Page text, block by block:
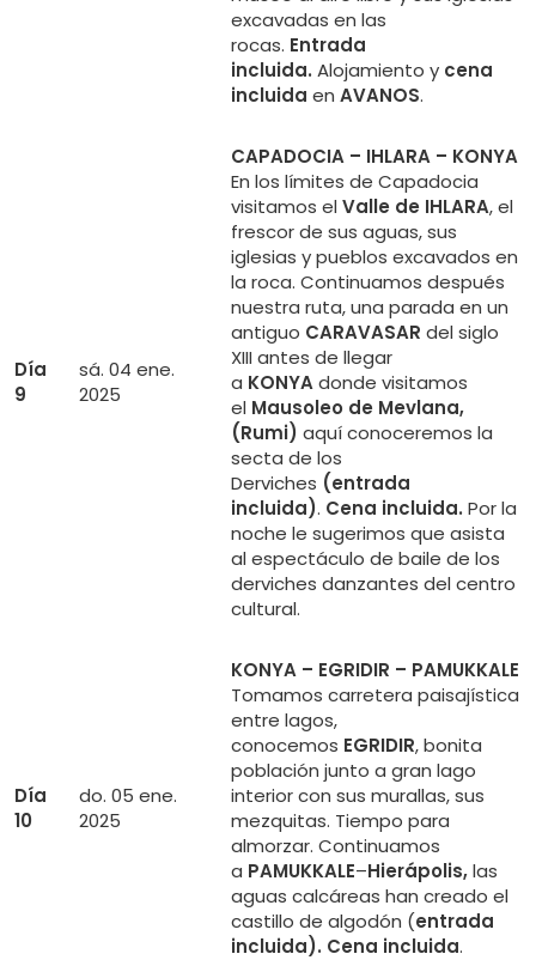
excavadas en las
rocas. Entrada
incluida. Alojamiento y cena
incluida en AVANOS.
Día
9
sá. 04 ene.
2025
CAPADOCIA – IHLARA – KONYA
En los límites de Capadocia
visitamos el Valle de IHLARA, el
frescor de sus aguas, sus
iglesias y pueblos excavados en
la roca. Continuamos después
nuestra ruta, una parada en un
antiguo CARAVASAR del siglo
XIII antes de llegar
a KONYAdonde visitamos
el Mausoleo de Mevlana,
(Rumi) aquí conoceremos la
secta de los
Derviches (entrada
incluida). Cena incluida. Por la
noche le sugerimos que asista
al espectáculo de baile de los
derviches danzantes del centro
cultural.
Día
10
do. 05 ene.
2025
KONYA – EGRIDIR – PAMUKKALE
Tomamos carretera paisajística
entre lagos,
conocemos EGRIDIR, bonita
población junto a gran lago
interior con sus murallas, sus
mezquitas. Tiempo para
almorzar. Continuamos
a PAMUKKALE–Hierápolis,las
aguas calcáreas han creado el
castillo de algodón (entrada
incluida). Cena incluida.